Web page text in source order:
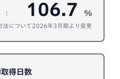
106.7 %
法について2026年3月期より変更
得日数